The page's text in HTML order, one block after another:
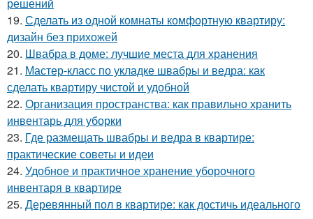
решений
19. Сделать из одной комнаты комфортную квартиру:
дизайн без прихожей
20. Швабра в доме: лучшие места для хранения
21. Мастер-класс по укладке швабры и ведра: как
сделать квартиру чистой и удобной
22. Организация пространства: как правильно хранить
инвентарь для уборки
23. Где размещать швабры и ведра в квартире:
практические советы и идеи
24. Удобное и практичное хранение уборочного
инвентаря в квартире
25. Деревянный пол в квартире: как достичь идеального